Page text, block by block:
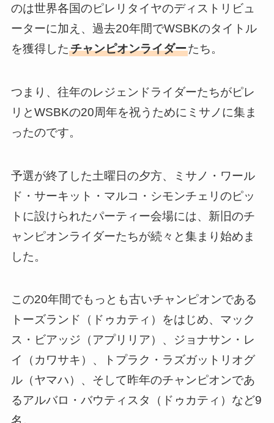
のは世界各国のピレリタイヤのディストリビュ
ーターに加え、過去20年間でWSBKのタイトル
を獲得したチャンピオンライダーたち。
つまり、往年のレジェンドライダーたちがピレ
リとWSBKの20周年を祝うためにミサノに集ま
ったのです。
予選が終了した土曜日の夕方、ミサノ・ワール
ド・サーキット・マルコ・シモンチェリのピッ
トに設けられたパーティー会場には、新旧のチ
ャンピオンライダーたちが続々と集まり始めま
した。
この20年間でもっとも古いチャンピオンである
トーズランド（ドゥカティ）をはじめ、マック
ス・ビアッジ（アプリリア）、ジョナサン・レ
イ（カワサキ）、トプラク・ラズガットリオグ
ル（ヤマハ）、そして昨年のチャンピオンであ
るアルバロ・バウティスタ（ドゥカティ）など9